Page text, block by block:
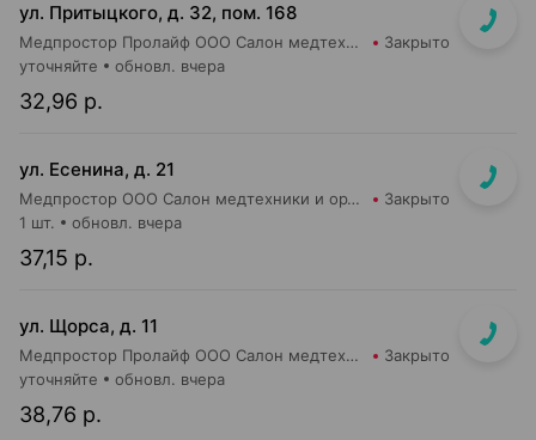
ул. Притыцкого, д. 32, пом. 168
Медпростор Пролайф ООО Салон медтехники и ортопедии №52 Закрыто
32,96 р.
уточняйте обновл. вчера
ул. Есенина, д. 21
Медпростор ООО Салон медтехники и ортопедии №9 Закрыто
37,15 р.
1 шт. обновл. вчера
ул. Щорса, д. 11
Медпростор Пролайф ООО Салон медтехники и ортопедии №30 Закрыто
38,76 р.
уточняйте обновл. вчера